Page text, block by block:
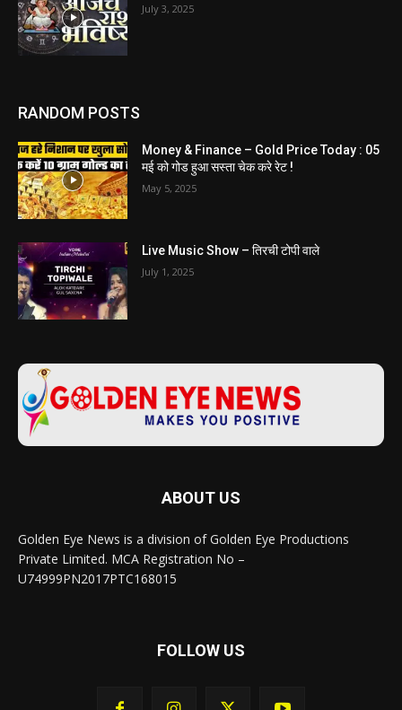
July 3, 2025
RANDOM POSTS
Money & Finance – Gold Price Today : 05
मई को गोड हुआ सस्ता चेक करे रेट !
May 5, 2025
Live Music Show – तिरची टोपी वाले
July 1, 2025
ABOUT US
Golden Eye News is a division of Golden Eye Productions
Private Limited. MCA Registration No –
U74999PN2017PTC168015
FOLLOW US